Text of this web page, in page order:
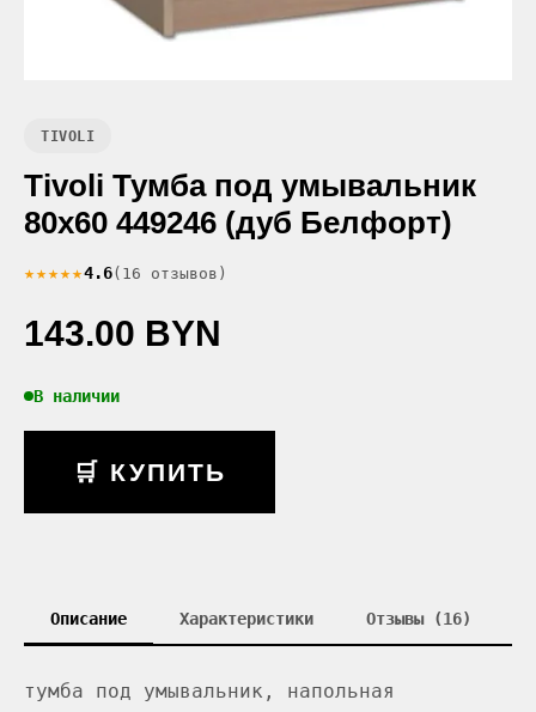
TIVOLI
Tivoli Тумба под умывальник
80х60 449246 (дуб Белфорт)
★★★★★4.6(16 отзывов)
143.00 BYN
В наличии
🛒 КУПИТЬ
Описание Характеристики Отзывы (16)
тумба под умывальник, напольная